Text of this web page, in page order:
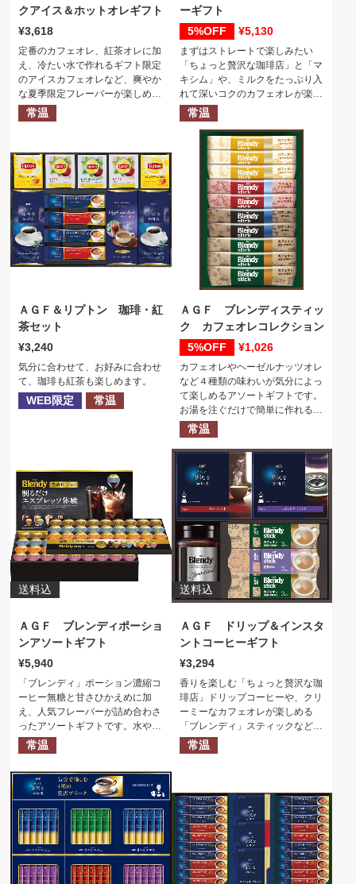
クアイス＆ホットオレギフト
3,618
定番のカフェオレ、紅茶オレに加
え、冷たい水で作れるギフト限定
のアイスカフェオレなど、爽やか
な夏季限定フレーバーが楽しめる
アソートギフトです。
常温
ーギフト
5%
5,130
まずはストレートで楽しみたい
「ちょっと贅沢な珈琲店」と「マ
キシム」や、ミルクをたっぷり入
れて深いコクのカフェオレが楽し
める「ブレンディ」インスタント
コーヒーの詰め合わせです。気分
に合わせて色々な飲み方を楽しめ
るギフトセットです。
常温
ＡＧＦ＆リプトン 珈琲・紅
茶セット
3,240
気分に合わせて、お好みに合わせ
て、珈琲も紅茶も楽しめます。
WEB限定 常温
ＡＧＦ ブレンディスティッ
ク カフェオレコレクション
5%
1,026
カフェオレやヘーゼルナッツオレ
など４種類の味わいが気分によっ
て楽しめるアソートギフトです。
お湯を注ぐだけで簡単に作れるの
で毎日のブレイクタイムにぴった
り。
常温
送料込
ＡＧＦ ブレンディポーショ
ンアソートギフト
5,940
「ブレンディ」ポーション濃縮コ
ーヒー無糖と甘さひかえめに加
え、人気フレーバーが詰め合わさ
ったアソートギフトです。水や牛
乳で割るだけで簡単にお楽しみい
ただけます。
常温
送料込
ＡＧＦ ドリップ＆インスタ
ントコーヒーギフト
3,294
香りを楽しむ「ちょっと贅沢な珈
琲店」ドリップコーヒーや、クリ
ーミーなカフェオレが楽しめる
「ブレンディ」スティックなど
色々なメニューが楽しめる、ＡＧ
Ｆおすすめを揃えたギフトセット
常温